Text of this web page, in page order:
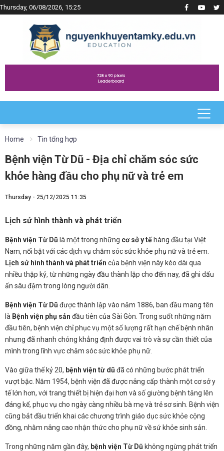
Thursday, 06/08/2026, 15:25
Home Tin tổng hợp
Bệnh viện Từ Dũ - Địa chỉ chăm sóc sức
khỏe hàng đầu cho phụ nữ và trẻ em
Thursday - 25/12/2025 11:35
Lịch sử hình thành và phát triển
Bệnh viện Từ Dũ là một trong những cơ sở y tế hàng đầu tại Việt
Nam, nổi bật với các dịch vụ chăm sóc sức khỏe phụ nữ và trẻ em.
Lịch sử hình thành và phát triển của bệnh viện này kéo dài qua
nhiều thập kỷ, từ những ngày đầu thành lập cho đến nay, đã ghi dấu
ấn sâu đậm trong lòng người dân.
Bệnh viện Từ Dũ được thành lập vào năm 1886, ban đầu mang tên
là Bệnh viện phụ sản đầu tiên của Sài Gòn. Trong suốt những năm
đầu tiên, bệnh viện chỉ phục vụ một số lượng rất hạn chế bệnh nhân
nhưng đã nhanh chóng khẳng định được vai trò và sự cần thiết của
mình trong lĩnh vực chăm sóc sức khỏe phụ nữ.
Vào giữa thế kỷ 20, bệnh viện từ dũ đã có những bước phát triển
vượt bậc. Năm 1954, bệnh viện đã được nâng cấp thành một cơ sở y
tế lớn hơn, với trang thiết bị hiện đại hơn và số giường bệnh tăng lên
đáng kể, phục vụ cho ngày càng nhiều bà mẹ và trẻ sơ sinh. Bệnh viện
cũng bắt đầu triển khai các chương trình giáo dục sức khỏe cộng
đồng, nhằm nâng cao nhận thức cho phụ nữ về sứ khỏe sinh sản.
Trong những năm gần đây, bệnh viện Từ Dũ không ngừng phát triển